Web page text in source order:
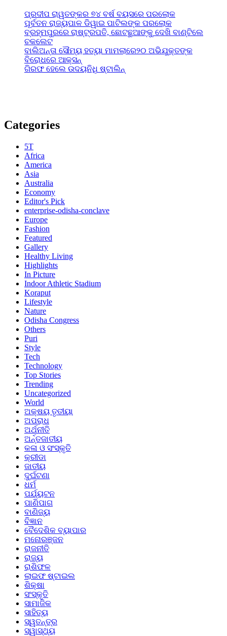
ପ୍ରଦୀପ ରାୱତଙ୍କର ୭୪ ବର୍ଷ ବୟସରେ ପରଲୋକ
ପୂର୍ବତନ ରାଜ୍ୟପାଳ ଡିୱାଇ ପାଟିଲଙ୍କ ପରଲୋକ
ବ୍ରହ୍ମପୁରରେ ରାଷ୍ଟ୍ରପତି, ଛୋଟଛୁଆଙ୍କୁ ଦେଖି ବାଣ୍ଟିଲେ
ଚକଲେଟ
ବାଲିଅନ୍ତା ସୌମ୍ୟ ହତ୍ୟା ମାମଲାରେ୨୦ ଅଭିଯୁକ୍ତଙ୍କ
ବିରୋଧରେ ଆକ୍ସନ୍
ଗିରଫ ହେଲେ ଉଦୟନିଧି ଷ୍ଟାଲିନ୍
Categories
5T
Africa
America
Asia
Australia
Economy
Editor's Pick
enterprise-odisha-conclave
Europe
Fashion
Featured
Gallery
Healthy Living
Highlights
In Picture
Indoor Athletic Stadium
Koraput
Lifestyle
Nature
Odisha Congress
Others
Puri
Style
Tech
Technology
Top Stories
Trending
Uncategorized
World
ଅକ୍ଷୟ ତୃତୀୟା
ଅପରାଧ
ଅର୍ଥନୀତି
ଅର୍ନ୍ତଜାତୀୟ
କଳା ଓ ସଂସ୍କୃତି
କ୍ରୀଡା
ଜାତୀୟ
ଦୁର୍ଘଟଣା
ଧର୍ମ
ପର୍ଯ୍ୟଟନ
ପାଣିପାଗ
ବାଣିଜ୍ୟ
ବିଜ୍ଞାନ
ବୈଦେଶିକ ବ୍ୟାପାର
ମନୋରଞ୍ଜନ
ରାଜନୀତି
ରାଜ୍ୟ
ରାଶିଫଳ
ଲାଇଫ ଷ୍ଟାଇଲ
ଶିକ୍ଷା
ସଂସ୍କୃତି
ସାମାଜିକ
ସାହିତ୍ୟ
ସ୍ୱତନ୍ତ୍ର
ସ୍ୱାସ୍ଥ୍ୟ